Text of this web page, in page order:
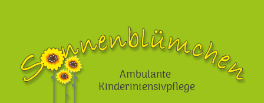
Ambulante
Kinderintensivpflege